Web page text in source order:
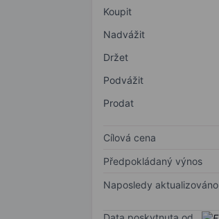
Koupit
Nadvážit
Držet
Podvážit
Prodat
Cílová cena
Předpokládaný výnos
Naposledy aktualizováno